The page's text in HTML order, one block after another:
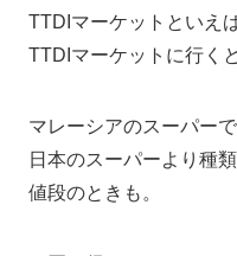
TTDIマーケットといえ
TTDIマーケットに行く
マレーシアのスーパー
日本のスーパーより種
値段のときも。